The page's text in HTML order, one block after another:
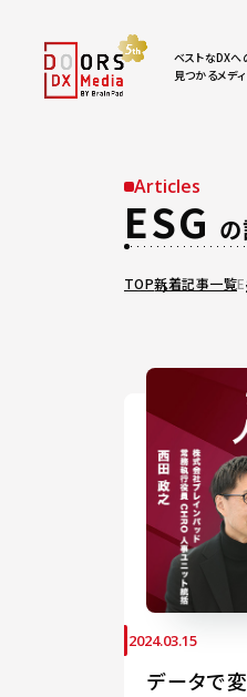
ベストなDXへ
見つかるメデ
Articles
ESG
TOP新着記事一覧
2024.03.15
データで